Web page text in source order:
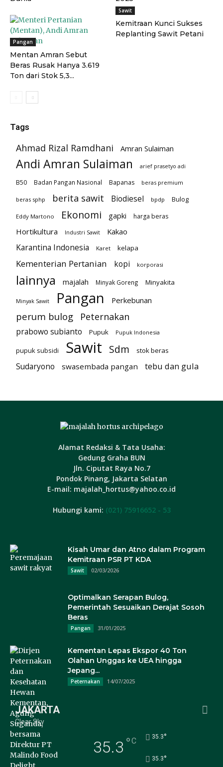
Pangan
Mentan Amran Sebut
Beras Rusak Hanya 3.619
Ton dari Stok 5,3...
Sawit
Kemitraan Kunci Sukses
Replanting Sawit Petani
Tags
Ahmad Rizal Ramdhani Amran Sulaiman
Andi Amran Sulaiman arief prasetyo adi
B50 Badan Pangan Nasional Bapanas beras premium
beras sphp berita sawit Biodiesel bpdp Bulog
Eddy Martono Ekonomi gapki harga beras
Hortikultura Industri Sawit Kakao
Karantina Indonesia Karet kelapa
Kementerian Pertanian kopi korporasi
lainnya majalah Minyak Goreng Minyakita
Minyak Sawit Pangan Perkebunan
perum bulog Peternakan
prabowo subianto Pupuk Pupuk Indonesia
pupuk subsidi Sawit Sdm stok beras
Sudaryono swasembada pangan tebu dan gula
Alamat Redaksi & Tata Usaha:
Gedung Graha BUN
Jln. Ciputat Raya No.7
Pondok Pinang, Jakarta Selatan
E-mail: majalah_hortus@yahoo.co.id
Hubungi kami: (021) 75916652 - 53
Kisah Umar dan Atno dalam Program
Kemitraan PSR PT KDA
Sawit 02/03/2026
Optimalkan Serapan Bulog,
Pemerintah Sesuaikan Derajat Sosoh
Beras
Pangan 31/01/2025
Kementan Lepas Ekspor 40 Ton
Olahan Unggas ke UEA hingga
Jepang...
Peternakan 14/07/2025
JAKARTA
Clear Sky
35.3 °C 35.3°
35.3°